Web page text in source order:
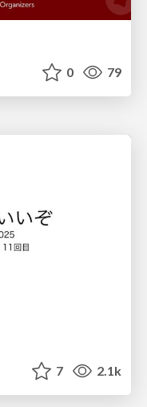
0 79
7 2.1k